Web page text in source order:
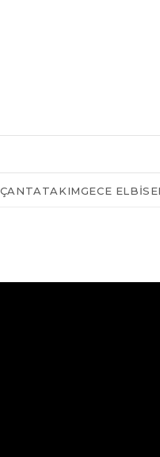
ÇANTATAKIMGECE